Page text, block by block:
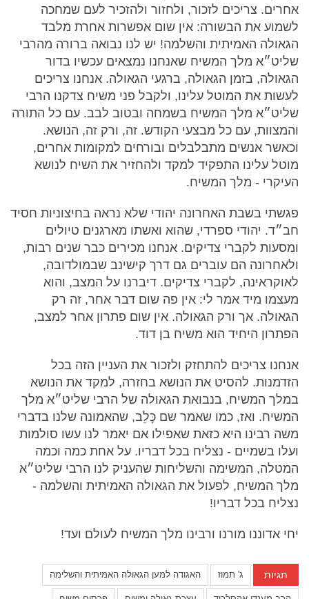
אחרים. צריכים לזכור, ולחזור ולהזכיר לעם שמחכה
לשמוע את הבשורה: אין שום אפשרות אחרת מלבד
הגאולה האמיתית והשלמה! יש לנו נבואה ברורה מהרבי
שליט״א מלך המשיח שאנחנו נמצאים עכשיו בדור
הגאולה, בזמן הגאולה, ברגעי הגאולה. אנחנו צריכים
לעשות את המוטל עלינו, ולקבל פני משיח צדקנו הרבי
שליט״א מלך המשיח בשמחה ובטוב לבב. עם כל התורה
והמצוות, עם כל מבצעי הקודש. זה, ורק זה, הנושא.
וכאשר אנשים מתבלבלים ובורחים למקומות אחרים,
מוטל עלינו התפקיד למקד ולהחזיר את השיח לנושא
העיקרי - מלך המשיח.
פגשתי בשבת האחרונה יהודי שלא נראה בחיצוניות חסיד
חב״ד. יהודי ספרדי, שהוא ואשתו מארגנים טיולים
ומסעות לקברי צדיקים. אנחנו מכירים כבר שנים רבות,
ולאחרונה הם עוברים גם דרך קישינב שבמולדובה,
לאוקראינה, לקברי צדיקים. דיברנו על המצב, והוא
מעצמו מיד אמר לי: אין פה שום דבר אחר, זה רק
הגאולה. אך ורק הגאולה. אין שום פתרון אחר למצב,
הפתרון היחיד הוא משיח בן דוד.
אנחנו צריכים להתחזק ולזכור את העניין הזה בכל
הזדמנות. להסיט את הנושא בחזרה, למקד את הנושא
במלך המשיח, בנבואת הגאולה של הרבי שליט״א מלך
המשיח. ואז, כמו שאמר שם כׇּלֵב, שהאמונה שלנו בדברי
משה רבינו היא כזאת שאפילו אם יאמר לנו עשו סולמות
ועלו בשמיים - נצליח בכל דבריו. על אחת כמה וכמה
המטלה, המשימה והשליחות שהעניק לנו הרבי שליט״א
מלך המשיח, לפעול את הגאולה האמיתית והשלמה -
נצליח בכל דבריו!
יחי אדוננו מורנו ורבינו מלך המשיח לעולם ועד!
תגיות ג' תמוז האגודה למען הגאולה האמיתית והשלימה